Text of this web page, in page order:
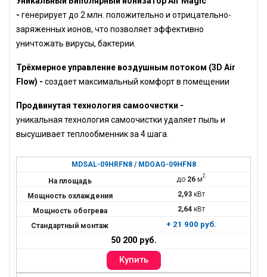
- генерирует до 2 млн. положительно и отрицательно-
заряженных ионов, что позволяет эффективно
уничтожать вирусы, бактерии.
Трёхмерное управление воздушным потоком (3D Air
Flow) - создает максимальный комфорт в помещении
Продвинутая технология самоочистки -
уникальная технология самоочистки удаляет пыль и
высушивает теплообменник за 4 шага.
MDSAL-09HRFN8 / MDOAG-09HFN8
до 26 м2
2,93кВт
2,64кВт
+ 21 900 руб.
50 200 руб.